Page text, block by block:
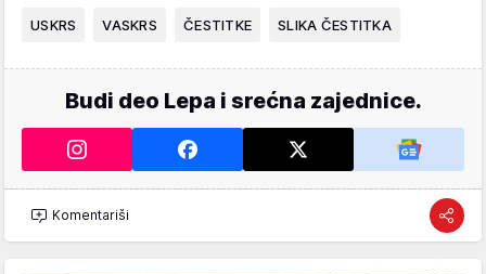
USKRS VASKRS ČESTITKE SLIKA ČESTITKA
Budi deo Lepa i srećna zajednice.
Komentariši